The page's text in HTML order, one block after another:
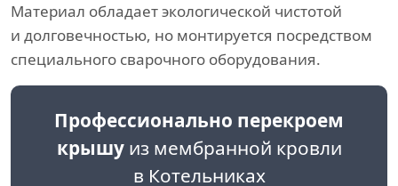
Материал обладает экологической чистотой
и долговечностью, но монтируется посредством
специального сварочного оборудования.
Профессионально перекроем
крышуиз мембранной кровли
в Котельниках